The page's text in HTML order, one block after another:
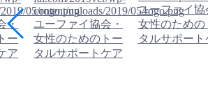
05/rogo.png
・
ー
ア
content/uploads/2019/05/rogo.png
ユーファイ協会・
女性のためのトー
タルサポートケア
ユーファイ協
女性のための
タルサポート